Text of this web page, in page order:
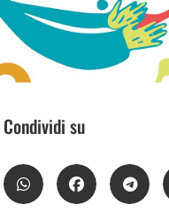
Condividi su